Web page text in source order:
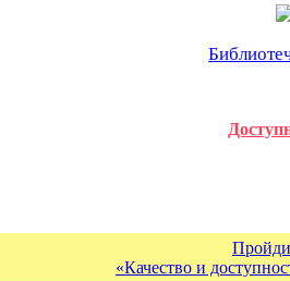
«Качество и